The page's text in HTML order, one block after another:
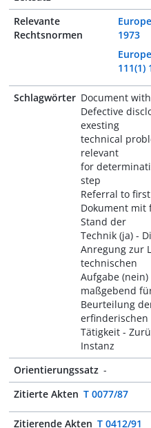
Relevante
Rechtsnormen
1973
111(1)
Schlagwörter Document
Defective
exesting
technical
relevant
for
step
Referral to
Dokument mit
Stand der
Technik (ja) -
Anregung zur
technischen
Aufgabe
maßgebend
Beurteilung
erfinderischen
Tätigkeit -
Instanz
Orientierungssatz -
Zitierte Akten T 0077/87
Zitierende Akten T 0412/91